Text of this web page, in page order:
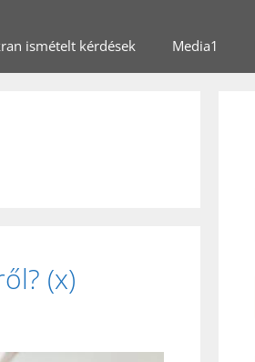
ismételt kérdések Media1
(x)